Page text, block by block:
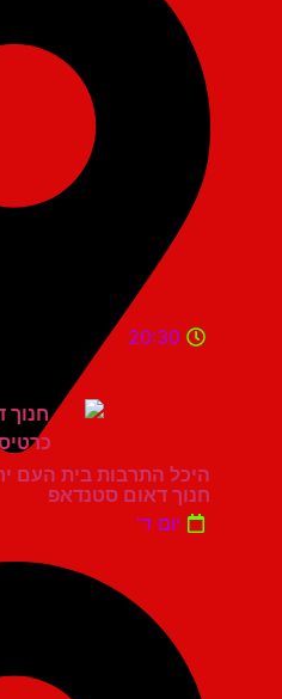
היכל התרבות בית העם ירושלים
20:30
חנוך דאום סטנדאפ
יום ד'